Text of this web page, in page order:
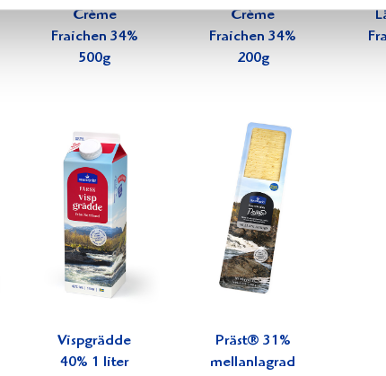
Crème
Fraichen 34%
500g
Crème
Fraichen 34%
200g
Vispgrädde
40% 1 liter
Präst® 31%
mellanlagrad